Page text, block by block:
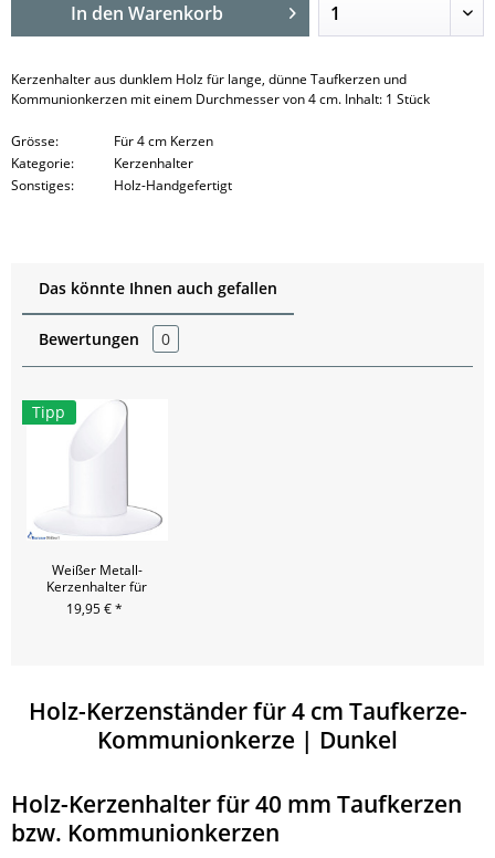
In den Warenkorb
Kerzenhalter aus dunklem Holz für lange, dünne Taufkerzen und
Kommunionkerzen mit einem Durchmesser von 4 cm. Inhalt: 1 Stück
Grösse:
Für 4 cm Kerzen
Kategorie:
Kerzenhalter
Sonstiges:
Holz-Handgefertigt
Das könnte Ihnen auch gefallen
Bewertungen 0
Tipp
Weißer Metall-
Kerzenhalter für
Anlasskerzen
19,95 € *
Holz-Kerzenständer für 4 cm Taufkerze-
Kommunionkerze | Dunkel
Holz-Kerzenhalter für 40 mm Taufkerzen
bzw. Kommunionkerzen